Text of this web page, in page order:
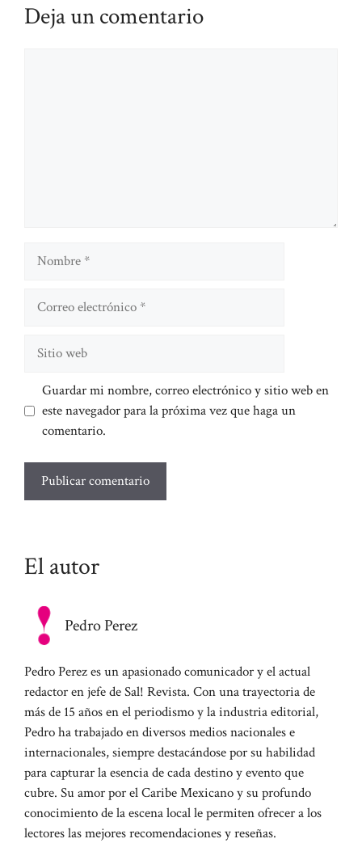
Deja un comentario
Nombre
Guardar mi nombre, correo electrónico y sitio web en
este navegador para la próxima vez que haga un
comentario.
El autor
Pedro Perez
Pedro Perez es un apasionado comunicador y el actual
redactor en jefe de Sal! Revista. Con una trayectoria de
más de 15 años en el periodismo y la industria editorial,
Pedro ha trabajado en diversos medios nacionales e
internacionales, siempre destacándose por su habilidad
para capturar la esencia de cada destino y evento que
cubre. Su amor por el Caribe Mexicano y su profundo
conocimiento de la escena local le permiten ofrecer a los
lectores las mejores recomendaciones y reseñas.